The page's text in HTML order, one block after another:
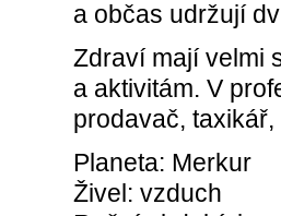
a občas udržují
Zdraví mají velmi
a aktivitám. V
prodavač,
Planeta: Merkur
Živel: vzduch